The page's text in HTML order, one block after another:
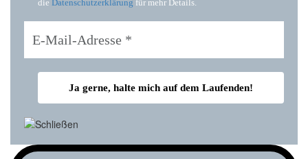
die Datenschutzerklärung für mehr Details.